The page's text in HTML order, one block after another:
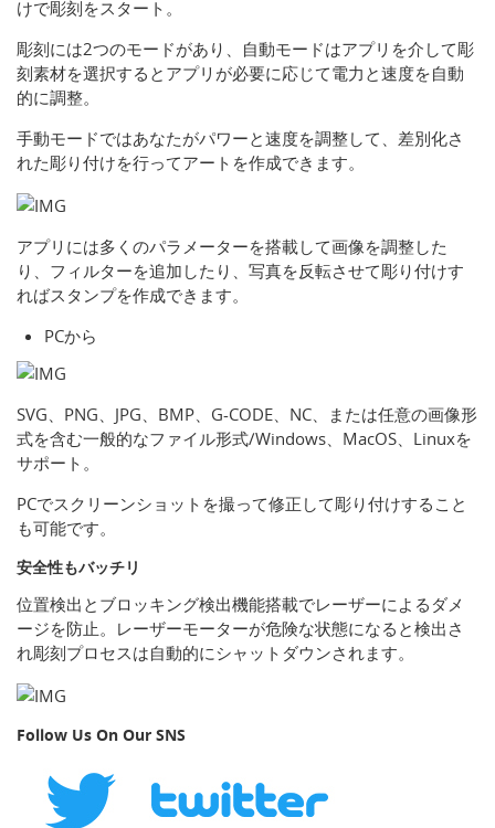
けで彫刻をスタート。
彫刻には2つのモードがあり、自動モードはアプリを介して彫
刻素材を選択するとアプリが必要に応じて電力と速度を自動
的に調整。
手動モードではあなたがパワーと速度を調整して、差別化さ
れた彫り付けを行ってアートを作成できます。
アプリには多くのパラメーターを搭載して画像を調整した
り、フィルターを追加したり、写真を反転させて彫り付けす
ればスタンプを作成できます。
PCから
SVG、PNG、JPG、BMP、G-CODE、NC、または任意の画像形
式を含む一般的なファイル形式/Windows、MacOS、Linuxを
サポート。
PCでスクリーンショットを撮って修正して彫り付けすること
も可能です。
安全性もバッチリ
位置検出とブロッキング検出機能搭載でレーザーによるダメ
ージを防止。レーザーモーターが危険な状態になると検出さ
れ彫刻プロセスは自動的にシャットダウンされます。
Follow Us On Our SNS